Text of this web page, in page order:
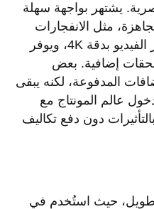
يشتهر بواجهة سهلة
مثل الانفجارات
والخدع السينمائية. يدعم تحرير الفيديو بدقة 4K، ويوفر
إضافية. بعض
المدفوعة، لكنه يبقى
عالم المونتاج مع
دون دفع تكاليف
طويل، حيث استُخدم في